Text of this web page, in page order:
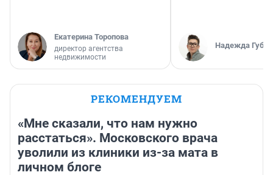
Екатерина Торопова
директор агентства
недвижимости
Надежда
РЕКОМЕНДУЕМ
«Мне сказали, что нам нужно
расстаться». Московского врача
уволили из клиники из-за мата в
личном блоге